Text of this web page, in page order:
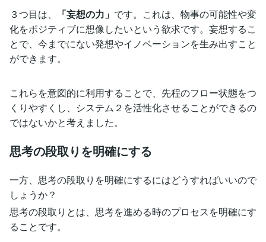
３つ目は、 「妄想の力」 です。これは、物事の可能性や変
化をポジティブに想像したいという欲求です。妄想するこ
とで、今までにない発想やイノベーションを生み出すこと
ができます。
これらを意図的に利用することで、先程のフロー状態をつ
くりやすくし、システム２を活性化させることができるの
ではないかと考えました。
思考の段取りを明確にする
一方、思考の段取りを明確にするにはどうすればいいので
しょうか？
思考の段取りとは、思考を進める時のプロセスを明確にす
ることです。